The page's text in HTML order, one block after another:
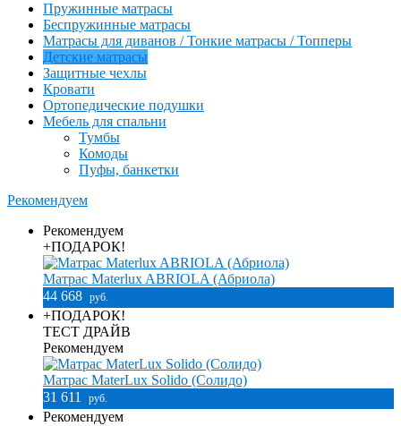
Пружинные матрасы
Беспружинные матрасы
Матрасы для диванов / Тонкие матрасы / Топперы
Детские матрасы
Защитные чехлы
Кровати
Ортопедические подушки
Мебель для спальни
Тумбы
Комоды
Пуфы, банкетки
Рекомендуем
Рекомендуем
+ПОДАРОК!
Матрас Materlux ABRIOLA (Абриола)
44 668 руб.
+ПОДАРОК!
ТЕСТ ДРАЙВ
Рекомендуем
Матрас MaterLux Solido (Солидо)
31 611
руб.
Рекомендуем